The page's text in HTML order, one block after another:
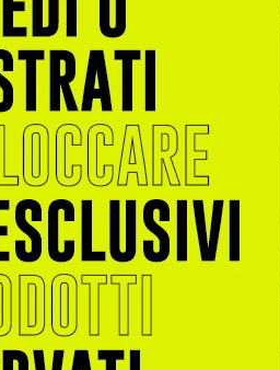
del DAA,
cruciale per mantenere
porzione (30% VNR), questa
e il metabolismo di steroidi e
il benessere psicologico e
lo zinco, amplificando i loro
i livelli ormonali,
fisica.
sportivi e non, che
performance fisica e
attraverso meccanismi
e affaticamento
per un benessere generale